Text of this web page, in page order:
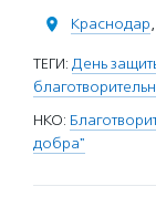
Краснодар,
ТЕГИ: День
НКО:
добра"